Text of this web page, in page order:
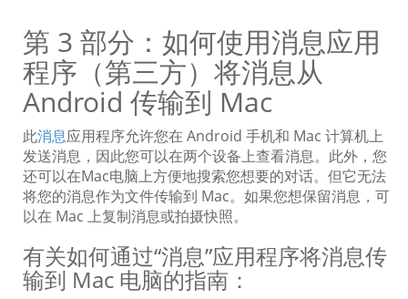
第 3 部分：如何使用消息应用
程序（第三方）将消息从
Android 传输到 Mac
此消息应用程序允许您在 Android 手机和 Mac 计算机上
发送消息，因此您可以在两个设备上查看消息。此外，您
还可以在Mac电脑上方便地搜索您想要的对话。但它无法
将您的消息作为文件传输到 Mac。如果您想保留消息，可
以在 Mac 上复制消息或拍摄快照。
有关如何通过“消息”应用程序将消息传
输到 Mac 电脑的指南：